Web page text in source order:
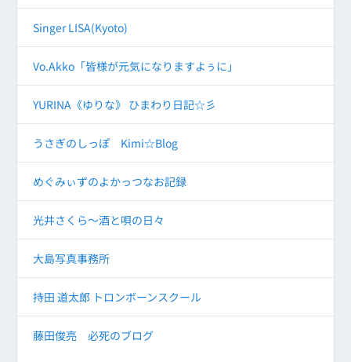
Singer LISA(Kyoto)
Vo.Akko「皆様が元気になりますよぅに」
YURINA《ゆりな》 ひまわり日記☆彡
うさぎのしっぽ Kimi☆Blog
めぐみぃずのよかっつなお記録
光井さくら～酒と唄の日々
大島写真事務所
持田 道太郎 トロンボーンスクール
藤田俊亮 必死のブログ